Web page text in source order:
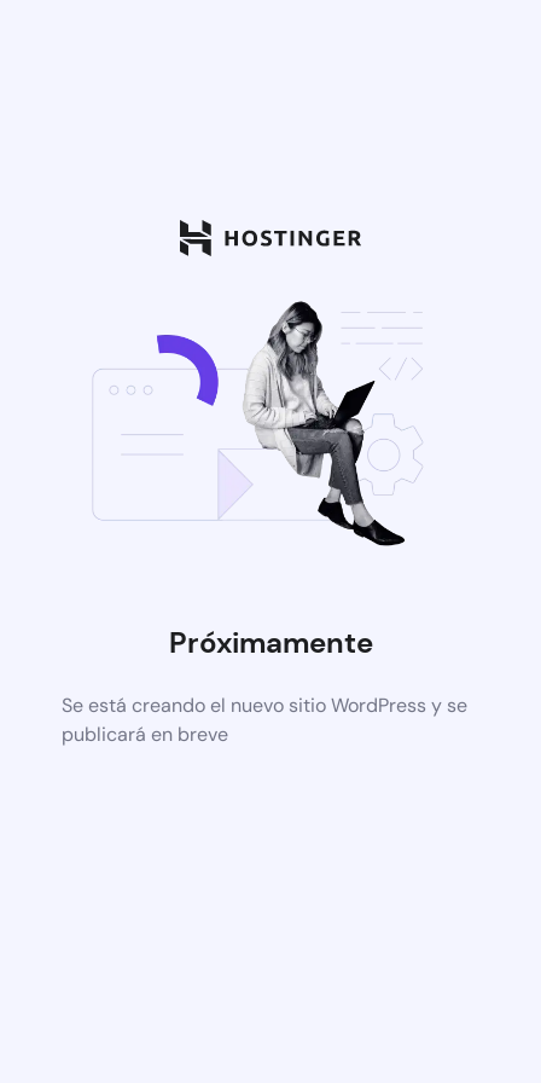
Próximamente
Se está creando el nuevo sitio WordPress y se
publicará en breve